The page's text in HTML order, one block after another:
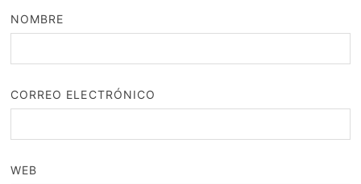
NOMBRE
CORREO ELECTRÓNICO
WEB